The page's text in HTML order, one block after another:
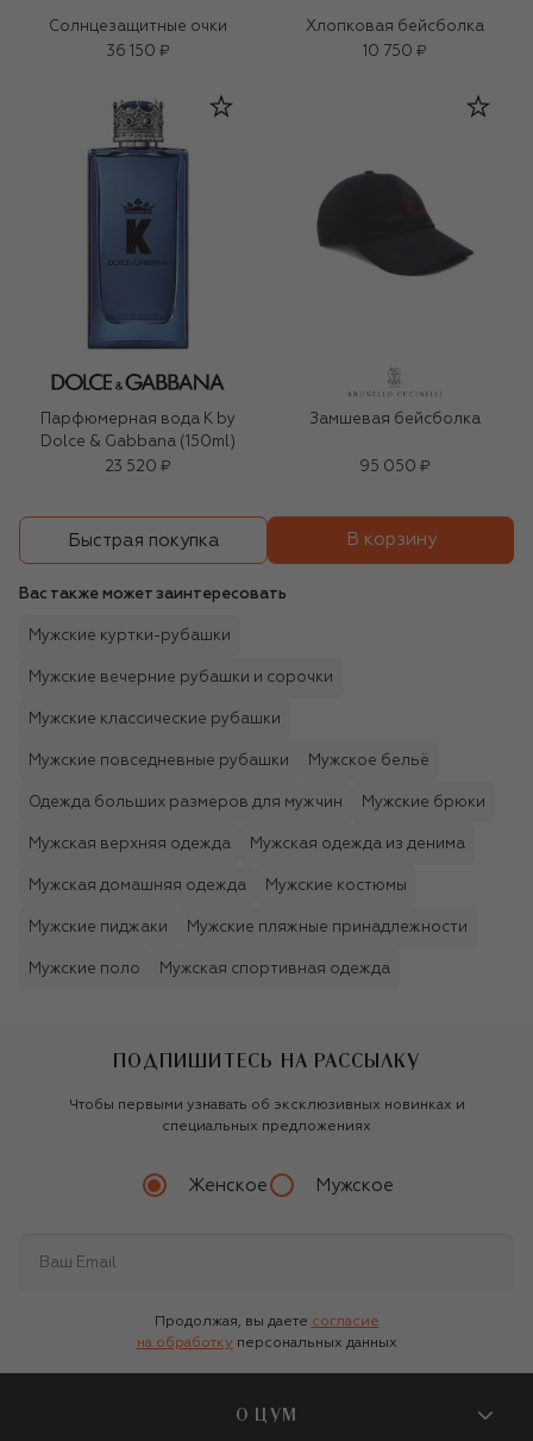
Солнцезащитные очки
36 150 ₽
Хлопковая бейсболка
10 750 ₽
Парфюмерная вода K by
Dolce & Gabbana (150ml)
23 520 ₽
Замшевая бейсболка
95 050 ₽
Быстрая покупка В корзину
Вас также может заинтересовать
Мужские куртки-рубашки
Мужские вечерние рубашки и сорочки
Мужские классические рубашки
Мужские повседневные рубашки Мужское бельё
Одежда больших размеров для мужчин Мужские брюки
Мужская верхняя одежда Мужская одежда из денима
Мужская домашняя одежда Мужские костюмы
Мужские пиджаки Мужские пляжные принадлежности
Мужские поло Мужская спортивная одежда
ПОДПИШИТЕСЬ НА РАССЫЛКУ
Чтобы первыми узнавать об эксклюзивных новинках и
специальных предложениях
Женское Мужское
Продолжая, вы даете согласие
на обработку персональных данных
О ЦУМ